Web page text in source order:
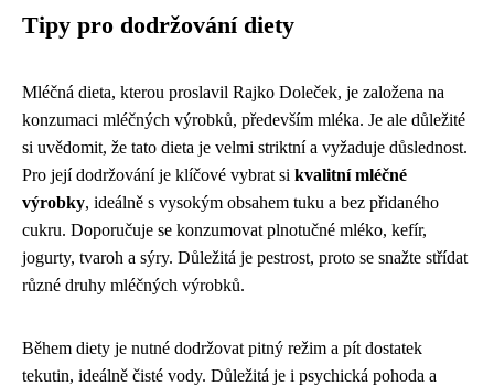
Tipy pro dodržování diety
Mléčná dieta, kterou proslavil Rajko Doleček, je založena na
konzumaci mléčných výrobků, především mléka. Je ale důležité
si uvědomit, že tato dieta je velmi striktní a vyžaduje důslednost.
Pro její dodržování je klíčové vybrat si kvalitní mléčné
výrobky, ideálně s vysokým obsahem tuku a bez přidaného
cukru. Doporučuje se konzumovat plnotučné mléko, kefír,
jogurty, tvaroh a sýry. Důležitá je pestrost, proto se snažte střídat
různé druhy mléčných výrobků.
Během diety je nutné dodržovat pitný režim a pít dostatek
tekutin, ideálně čisté vody. Důležitá je i psychická pohoda a